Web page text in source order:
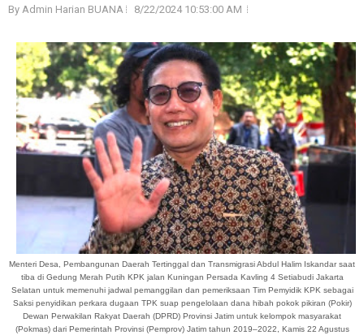
By Admin Harian BUANA 8/22/2024 10:53:00 AM
Menteri Desa, Pembangunan Daerah Tertinggal dan Transmigrasi Abdul Halim Iskandar saat
tiba di Gedung Merah Putih KPK jalan Kuningan Persada Kavling 4 Setiabudi Jakarta
Selatan untuk memenuhi jadwal pemanggilan dan pemeriksaan Tim Pemyidik KPK sebagai
Saksi penyidikan perkara dugaan TPK suap pengelolaan dana hibah pokok pikiran (Pokir)
Dewan Perwakilan Rakyat Daerah (DPRD) Provinsi Jatim untuk kelompok masyarakat
(Pokmas) dari Pemerintah Provinsi (Pemprov) Jatim tahun 2019–2022, Kamis 22 Agustus